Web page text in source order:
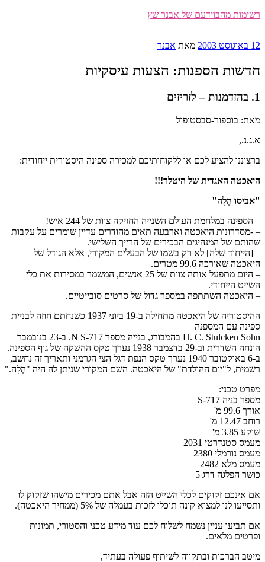
דילוג
רשימות מהבּוֹידעם של אבנר שץ
פורסם
12 באוגוסט 2003 מאת אבנר
חדשות הספנות: הצעות עיסקיות
1. בהזדמנות – לזריזים
מאת: בוספור-סבסטופול
א.ג.נ.,
ברצוננו להציע לכם או ללקוחותיכם למכירה ספינה היסטורית ייחודית:
היאכטה האגדית של היטלר!!!
"אביסו הֶלָה"
– הספינה במלחמת העולם השנייה החזיקה צוות של 244 איש!
– -מסדרונות היאכטה וארבעה תאים מהודרים עדיין שומרים על עקבות
שהותם של המנהיגים הבכירים של הרייך השלישי.
– [הייחוד שלה] לא רק בשמו של הבעלים המקורי, אלא הגודל של
היאכטה שאורכה 99.6 מטרים.
– היום מתפעל אותה צוות של 25 אנשים, המשמר במסירות את כלי
השייט הייחודי.
– היאכטה השתתפה במספר גדול של סרטים סובייטיים.
ההיסטוריה של היאכטה מתחילה ב-19 ביוני 1937 כשנחתם חוזה לבניית
ספינה עם המספנה
H. C. Stulcken Sohn בהמבורג, בנייה מספר N S-717. ב-23 בנובמבר
הונחה השדרית וב-29 בדצמבר 1938 נערך טקס ההשקה של גוף הספינה.
ב-6 באוקטובר 1940 נערך טקס הנפת דגל הצי הגרמני ותאריך זה נחשב,
רשמית, ל"יום ההולדת" של היאכטה. השם המקורי שניתן לה היה "הֶלָה."
מפרט טכני:
מספר בניה S-717
אורך 99.6 מ'
רוחב 12.47 מ'
שוקע 3.85 מ'
מעמס סטנדרטי 2031
מעמס נורמלי 2380
מעמס מלא 2482
כושר הפלגה דרג 5
אם אינכם זקוקים לכלי השייט הזה אבל אתם מכירים מישהו שזקוק לו
ותסייעו לנו למצוא קונה תוכלו לזכות בעמלה של 5% (ממחיר היאכטה).
אם תביעו עניין נשמח לשלוח לכם עוד מידע טכני והסטורי, תמונות
ופרטים מלאים.
מיטב הברכות ובתקווה לשיתוף פעולה בעתיד,